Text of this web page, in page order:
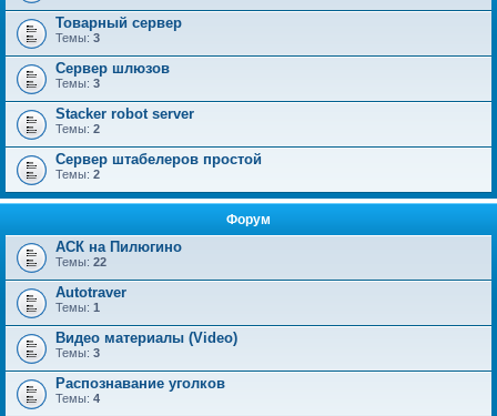
Товарный сервер
Темы: 3
Сервер шлюзов
Темы: 3
Stacker robot server
Темы: 2
Сервер штабелеров простой
Темы: 2
Форум
АСК на Пилюгино
Темы: 22
Autotraver
Темы: 1
Видео материалы (Video)
Темы: 3
Распознавание уголков
Темы: 4